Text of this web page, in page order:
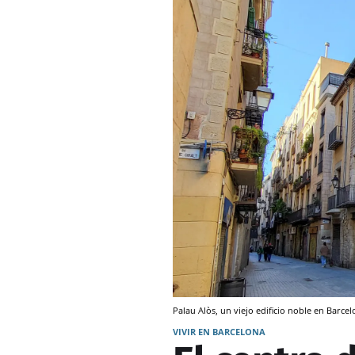
Palau Alòs, un viejo edificio noble en
VIVIR EN BARCELONA